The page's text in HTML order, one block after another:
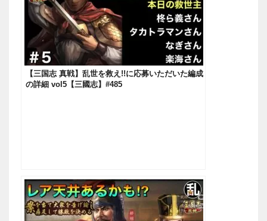
【三国志 真戦】乱世を救え!!に応募いただいた編成
の詳細 vol5【三國志】#485